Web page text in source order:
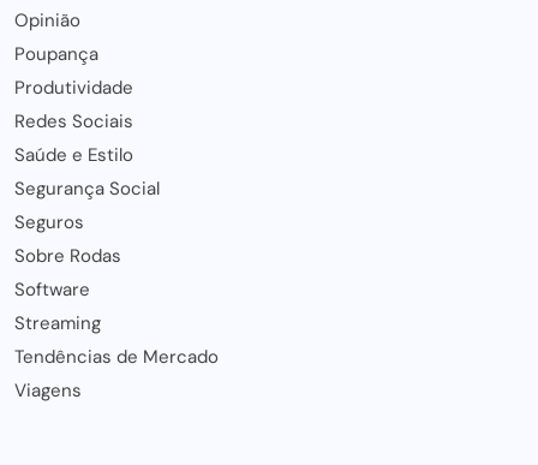
Opinião
Poupança
Produtividade
Redes Sociais
Saúde e Estilo
Segurança Social
Seguros
Sobre Rodas
Software
Streaming
Tendências de Mercado
Viagens